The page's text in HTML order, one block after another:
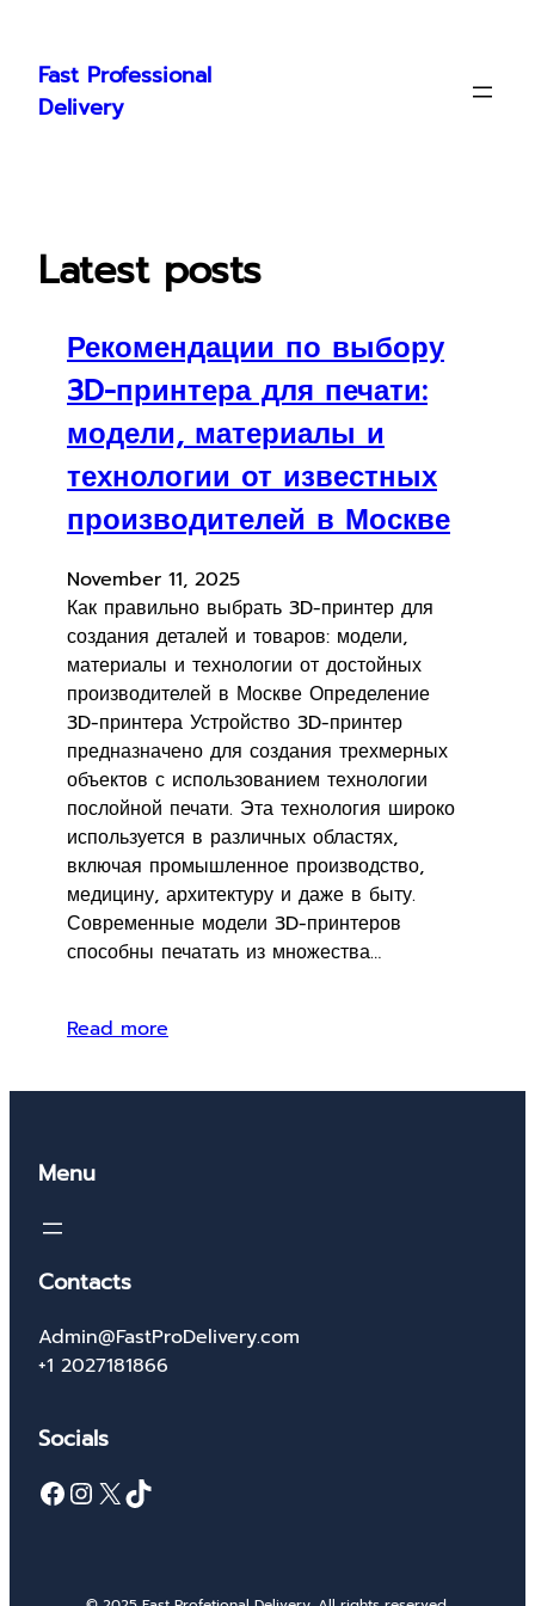
content
Fast Professional
Delivery
Latest posts
Рекомендации по выбору
3D-принтера для печати:
модели, материалы и
технологии от известных
производителей в Москве
November 11, 2025
Как правильно выбрать 3D-принтер для
создания деталей и товаров: модели,
материалы и технологии от достойных
производителей в Москве Определение
3D-принтера Устройство 3D-принтер
предназначено для создания трехмерных
объектов с использованием технологии
послойной печати. Эта технология широко
используется в различных областях,
включая промышленное производство,
медицину, архитектуру и даже в быту.
Современные модели 3D-принтеров
способны печатать из множества…
Read more
Menu
Contacts
Admin@FastProDelivery.com
+1 2027181866
Socials
Facebook InstagramX TikTok